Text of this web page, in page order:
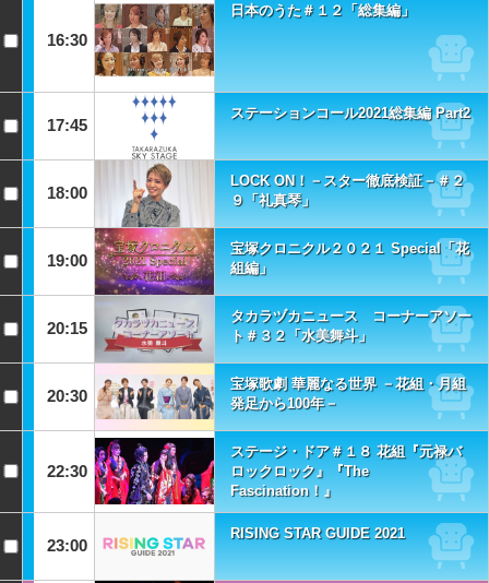
16:30
日本のうた＃１２「総集編」
17:45
ステーションコール2021総集編 Part2
18:00
LOCK ON！－スター徹底検証－＃２
９「礼真琴」
19:00
宝塚クロニクル２０２１ Special「花
組編」
20:15
タカラヅカニュース コーナーアソー
ト＃３２「水美舞斗」
20:30
宝塚歌劇 華麗なる世界 －花組・月組
発足から100年－
22:30
ステージ・ドア＃１８ 花組『元禄バ
ロックロック』『The
Fascination！』
23:00
RISING STAR GUIDE 2021